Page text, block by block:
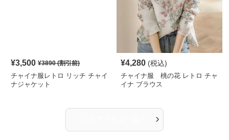
¥3,500 ¥3890(割引前)
チャイナ服レトロ リッチ チャイ
ナジャケット
¥4,280 (税込)
チャイナ服 桃の花 レトロ チャ
イナ ブラウス
›